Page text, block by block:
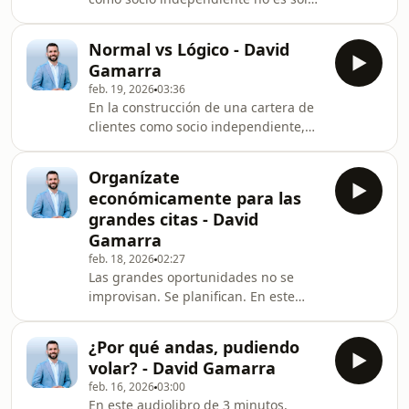
presentaciones presenciales • Hacer
seguimientos
este audiolibro, David Gamarra
aborda un tema silencioso pero
determinante en el crecimiento
profesional: la ansiedad. Ansiedad
por cerrar. Ansiedad por resultados
rápidos. Ansiedad cuando un
prospecto no responde. Ansiedad
cuando el volumen no es el esperado
Normal vs Lógico - David
Gamarra
feb. 19, 202603:36
En la construcción de una cartera de
clientes como socio independiente,
siempre es lo que es “lógico”. En este
audiolibro, David Gamarra invita a
cuestionar comportamientos
habituales que, aunque sean
comunes, no necesariamente te
acercan a tus objetivos. Es normal
procrastinar. Es normal no hacer
seguimiento. Es normal no inver
Organízate
económicamente para las
grandes citas - David
Gamarra
feb. 18, 202602:27
Las grandes oportunidades no se
improvisan. Se planifican. En este
emprendedores ignoran: la
organización económica previa a las
grandes citas, eventos y decisiones
¿Por qué andas, pudiendo
volar? - David Gamarra
feb. 16, 202603:00
En este audiolibro de 3 minutos,